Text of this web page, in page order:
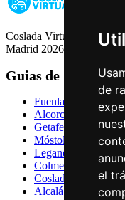
de
el
Coslada Virtual: Guia de
Madrid 2026
Guias de Ciudades
Fuenlabrada
Alcorcón
Getafe
Móstoles
Leganés
Colmenar Viejo
Coslada
Alcalá de Henares